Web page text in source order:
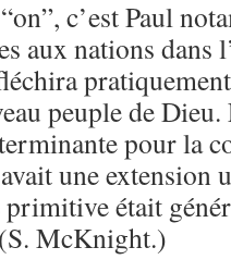
c’est Paul
aux nations dans
peuple de Dieu.
pour la
une extension
était
McKnight.)